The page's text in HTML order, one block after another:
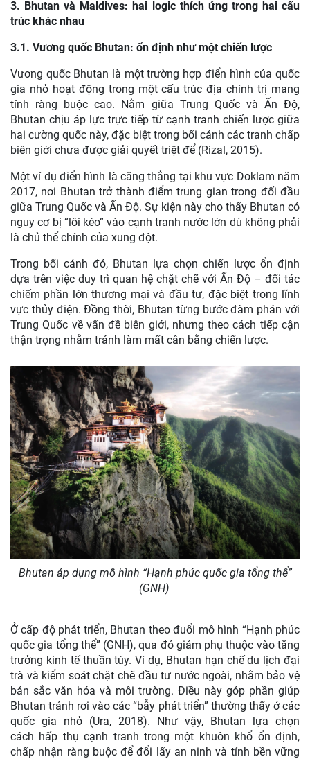
3. Bhutan và Maldives: hai logic thích ứng trong hai cấu
trúc khác nhau
3.1. Vương quốc Bhutan: ổn định như một chiến lược
Vương quốc Bhutan là một trường hợp điển hình của quốc
gia nhỏ hoạt động trong một cấu trúc địa chính trị mang
tính ràng buộc cao. Nằm giữa Trung Quốc và Ấn Độ,
Bhutan chịu áp lực trực tiếp từ cạnh tranh chiến lược giữa
hai cường quốc này, đặc biệt trong bối cảnh các tranh chấp
biên giới chưa được giải quyết triệt để (Rizal, 2015).
Một ví dụ điển hình là căng thẳng tại khu vực Doklam năm
2017, nơi Bhutan trở thành điểm trung gian trong đối đầu
giữa Trung Quốc và Ấn Độ. Sự kiện này cho thấy Bhutan có
nguy cơ bị “lôi kéo” vào cạnh tranh nước lớn dù không phải
là chủ thể chính của xung đột.
Trong bối cảnh đó, Bhutan lựa chọn chiến lược ổn định
dựa trên việc duy trì quan hệ chặt chẽ với Ấn Độ – đối tác
chiếm phần lớn thương mại và đầu tư, đặc biệt trong lĩnh
vực thủy điện. Đồng thời, Bhutan từng bước đàm phán với
Trung Quốc về vấn đề biên giới, nhưng theo cách tiếp cận
thận trọng nhằm tránh làm mất cân bằng chiến lược.
Bhutan áp dụng mô hình “Hạnh phúc quốc gia tổng thể”
(GNH)
Ở cấp độ phát triển, Bhutan theo đuổi mô hình “Hạnh phúc
quốc gia tổng thể” (GNH), qua đó giảm phụ thuộc vào tăng
trưởng kinh tế thuần túy. Ví dụ, Bhutan hạn chế du lịch đại
trà và kiểm soát chặt chẽ đầu tư nước ngoài, nhằm bảo vệ
bản sắc văn hóa và môi trường. Điều này góp phần giúp
Bhutan tránh rơi vào các “bẫy phát triển” thường thấy ở các
quốc gia nhỏ (Ura, 2018).
Như vậy, Bhutan lựa chọn
cách hấp thụ cạnh tranh trong một khuôn khổ ổn định,
chấp nhận ràng buộc để đổi lấy an ninh và tính bền vững